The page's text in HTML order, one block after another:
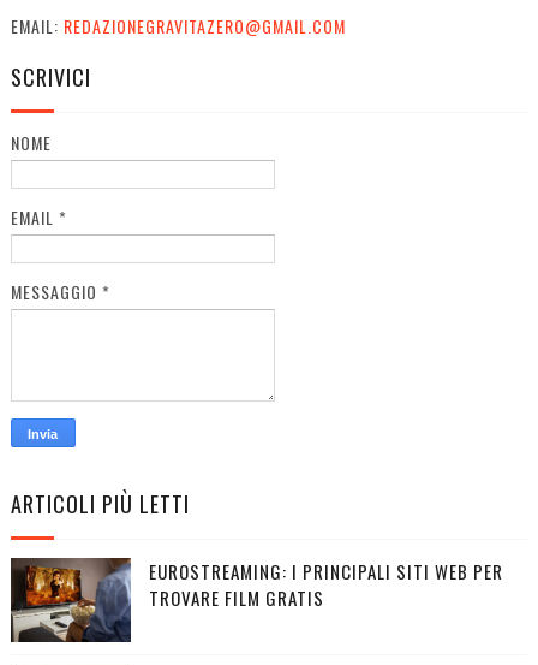
EMAIL: REDAZIONEGRAVITAZERO@GMAIL.COM
SCRIVICI
NOME
EMAIL *
MESSAGGIO *
ARTICOLI PIÙ LETTI
EUROSTREAMING: I PRINCIPALI SITI WEB PER
TROVARE FILM GRATIS